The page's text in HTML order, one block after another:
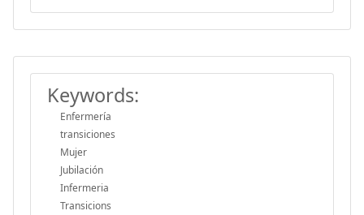
Keywords:
Enfermería
transiciones
Mujer
Jubilación
Infermeria
Transicions